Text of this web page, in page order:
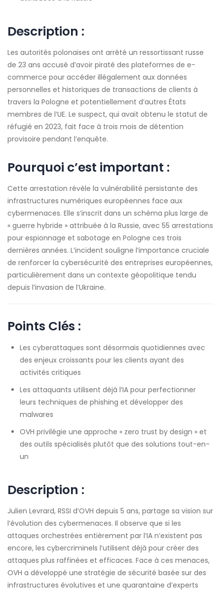
Description :
Les autorités polonaises ont arrêté un ressortissant russe
de 23 ans accusé d’avoir piraté des plateformes de e-
commerce pour accéder illégalement aux données
personnelles et historiques de transactions de clients à
travers la Pologne et potentiellement d’autres États
membres de l’UE. Le suspect, qui avait obtenu le statut de
réfugié en 2023, fait face à trois mois de détention
provisoire pendant l’enquête.
Pourquoi c’est important :
Cette arrestation révèle la vulnérabilité persistante des
infrastructures numériques européennes face aux
cybermenaces. Elle s’inscrit dans un schéma plus large de
« guerre hybride » attribuée à la Russie, avec 55 arrestations
pour espionnage et sabotage en Pologne ces trois
dernières années. L’incident souligne l’importance cruciale
de renforcer la cybersécurité des entreprises européennes,
particulièrement dans un contexte géopolitique tendu
depuis l’invasion de l’Ukraine.
Points Clés :
Les cyberattaques sont désormais quotidiennes avec
des enjeux croissants pour les clients ayant des
activités critiques
Les attaquants utilisent déjà l’IA pour perfectionner
leurs techniques de phishing et développer des
malwares
OVH privilégie une approche « zero trust by design » et
des outils spécialisés plutôt que des solutions tout-en-
un
Description :
Julien Levrard, RSSI d’OVH depuis 5 ans, partage sa vision sur
l’évolution des cybermenaces. Il observe que si les
attaques orchestrées entièrement par l’IA n’existent pas
encore, les cybercriminels l’utilisent déjà pour créer des
attaques plus raffinées et efficaces. Face à ces menaces,
OVH a développé une stratégie de sécurité basée sur des
infrastructures évolutives et une quarantaine d’experts